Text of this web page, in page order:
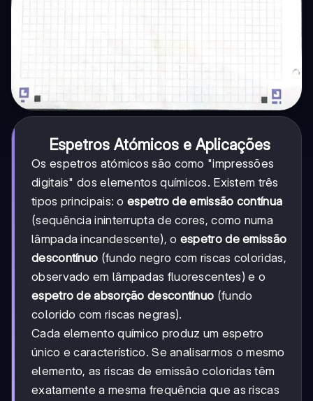
Espetros Atómicos e Aplicações
Os espetros atómicos são como "impressões
digitais" dos elementos químicos. Existem três
tipos principais: oespetro de emissão contínua
(sequência ininterrupta de cores, como numa
lâmpada incandescente), o espetro de emissão
descontínuo (fundo negro com riscas coloridas,
observado em lâmpadas fluorescentes) e o
espetro de absorção descontínuo (fundo
colorido com riscas negras).
Cada elemento químico produz um espetro
único e característico. Se analisarmos o mesmo
elemento, as riscas de emissão coloridas têm
exatamente a mesma frequência que as riscas